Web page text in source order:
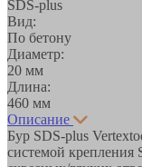
SDS-plus
Вид:
По бетону
Диаметр:
20 мм
Длина:
460 мм
Описание
Бур SDS-plus
системой крепления